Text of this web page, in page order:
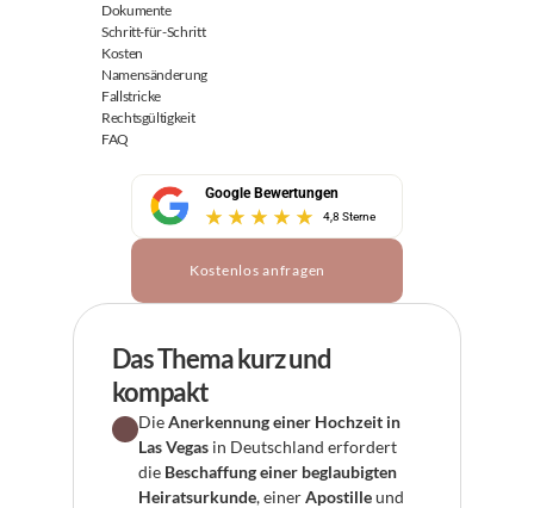
Dokumente
Schritt-für-Schritt
Kosten
Namensänderung
Fallstricke
Rechtsgültigkeit
FAQ
Google Bewertungen
4,8 Sterne
Kostenlos anfragen
Das Thema kurz und
kompakt
Die Anerkennung einer Hochzeit in
Las Vegas in Deutschland erfordert
die Beschaffung einer beglaubigten
Heiratsurkunde, einer Apostille und